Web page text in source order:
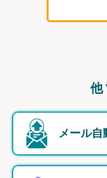
他
メール自